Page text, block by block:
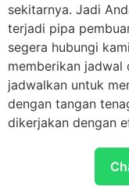
sekitarnya. Jadi
terjadi pipa
segera hubungi kami
memberikan jadwal
jadwalkan untuk
dengan tangan
dikerjakan dengan